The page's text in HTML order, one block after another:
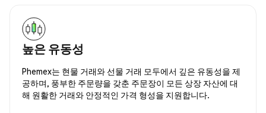
높은 유동성
Phemex는 현물 거래와 선물 거래 모두에서 깊은 유동성을 제
공하며, 풍부한 주문량을 갖춘 주문장이 모든 상장 자산에 대
해 원활한 거래와 안정적인 가격 형성을 지원합니다.